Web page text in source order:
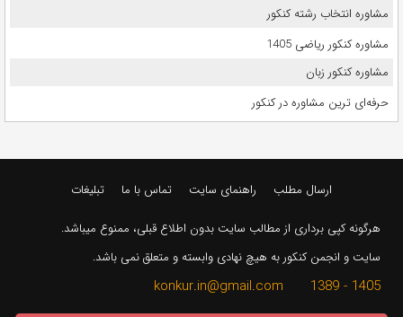
مشاوره انتخاب رشته کنکور
مشاوره کنکور ریاضی 1405
مشاوره کنکور زبان
حرفه‌ای ترین مشاوره در کنکور
ارسال مطلب راهنمای سایت تماس با ما تبلیغات
هرگونه کپی برداری از مطالب سایت بدون اطلاع قبلی، ممنوع میباشد.
سایت و انجمن کنکور به هیچ نهادی وابسته و متعلق نمی باشد.
1405 - 1389 konkur.in@gmail.com